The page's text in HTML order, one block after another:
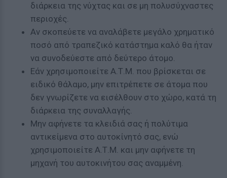
διάρκεια της νύχτας και σε μη πολυσύχναστες
περιοχές.
Αν σκοπεύετε να αναλάβετε μεγάλο χρηματικό
ποσό από τραπεζικό κατάστημα καλό θα ήταν
να συνοδεύεστε από δεύτερο άτομο.
Εάν χρησιμοποιείτε Α.Τ.Μ. που βρίσκεται σε
ειδικό θάλαμο, μην επιτρέπετε σε άτομα που
δεν γνωρίζετε να εισέλθουν στο χώρο, κατά τη
διάρκεια της συναλλαγής.
Μην αφήνετε τα κλειδιά σας ή πολύτιμα
αντικείμενα στο αυτοκίνητό σας, ενώ
χρησιμοποιείτε Α.Τ.Μ. και μην αφήνετε τη
μηχανή του αυτοκινήτου σας αναμμένη.